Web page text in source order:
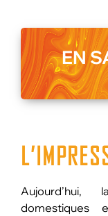
EN
domestiques